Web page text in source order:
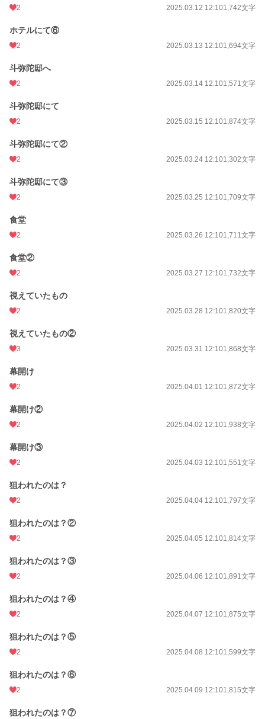
2 2025.03.12 12:101,742文字
ホテルにて⑥
2 2025.03.13 12:101,694文字
斗弥陀邸へ
2 2025.03.14 12:101,571文字
斗弥陀邸にて
2 2025.03.15 12:101,874文字
斗弥陀邸にて②
2 2025.03.24 12:101,302文字
斗弥陀邸にて③
2 2025.03.25 12:101,709文字
食堂
2 2025.03.26 12:101,711文字
食堂②
2 2025.03.27 12:101,732文字
視えていたもの
2 2025.03.28 12:101,820文字
視えていたもの②
3 2025.03.31 12:101,868文字
幕開け
2 2025.04.01 12:101,872文字
幕開け②
2 2025.04.02 12:101,938文字
幕開け③
2 2025.04.03 12:101,551文字
狙われたのは？
2 2025.04.04 12:101,797文字
狙われたのは？②
2 2025.04.05 12:101,814文字
狙われたのは？③
2 2025.04.06 12:101,891文字
狙われたのは？④
2 2025.04.07 12:101,875文字
狙われたのは？⑤
2 2025.04.08 12:101,599文字
狙われたのは？⑥
2 2025.04.09 12:101,815文字
狙われたのは？⑦